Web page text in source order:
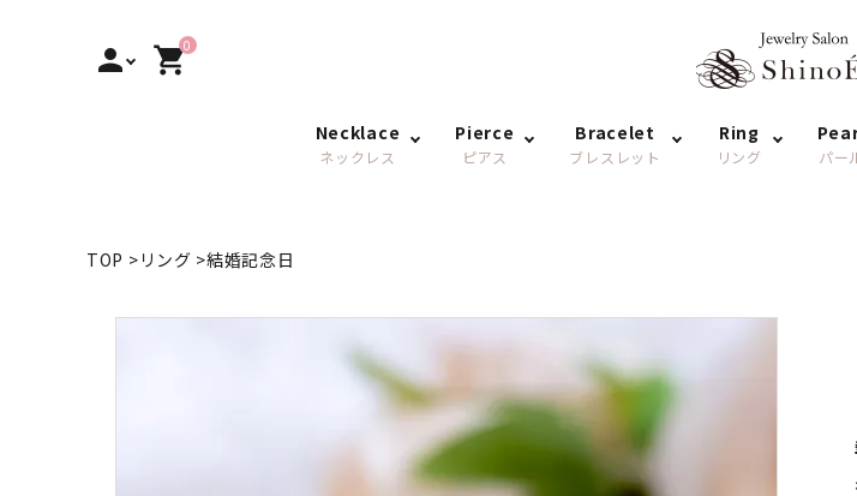
person 0
shopping_cart
Necklace
ネックレス
Pierce
ピアス
Bracelet
ブレスレット
Ring
リング パー
TOP > リング >結婚記念日